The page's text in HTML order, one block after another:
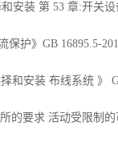
装 第 53 章:开关设
护》GB 16895.5-
和安装 布线系统 》
要求 活动受限制的